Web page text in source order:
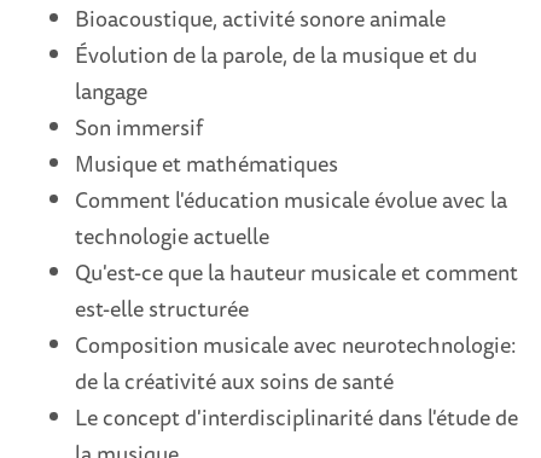
Bioacoustique, activité sonore animale
Évolution de la parole, de la musique et du
langage
Son immersif
Musique et mathématiques
Comment l'éducation musicale évolue avec la
technologie actuelle
Qu'est-ce que la hauteur musicale et comment
est-elle structurée
Composition musicale avec neurotechnologie:
de la créativité aux soins de santé
Le concept d'interdisciplinarité dans l'étude de